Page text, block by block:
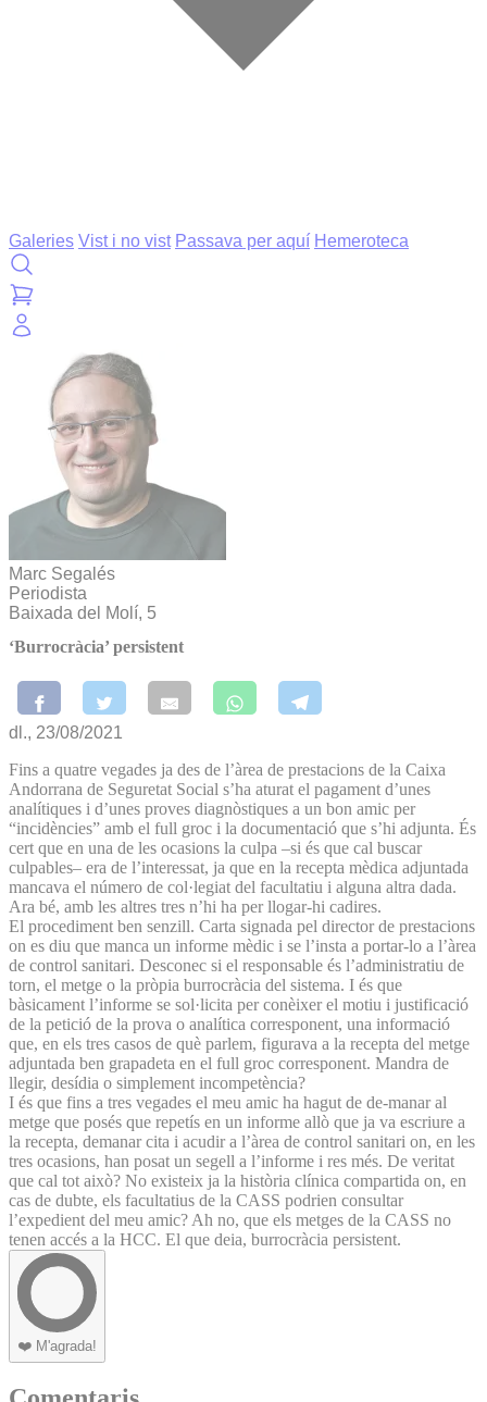
Galeries Vist i no vist Passava per aquí Hemeroteca
Marc Segalés
Periodista
Baixada del Molí, 5
‘Burrocràcia’ persistent
dl., 23/08/2021
Fins a quatre vegades ja des de l’àrea de prestacions de la Caixa
Andorrana de Seguretat Social s’ha aturat el pagament d’unes
analítiques i d’unes proves diagnòstiques a un bon amic per
“incidències” amb el full groc i la documentació que s’hi adjunta. És
cert que en una de les ocasions la culpa –si és que cal buscar
culpables– era de l’interessat, ja que en la recepta mèdica adjuntada
mancava el número de col·legiat del facultatiu i alguna altra dada.
Ara bé, amb les altres tres n’hi ha per llogar-hi cadires.
El procediment ben senzill. Carta signada pel director de prestacions
on es diu que manca un informe mèdic i se l’insta a portar-lo a l’àrea
de control sanitari. Desconec si el responsable és l’administratiu de
torn, el metge o la pròpia burrocràcia del sistema. I és que
bàsicament l’informe se sol·licita per conèixer el motiu i justificació
de la petició de la prova o analítica corresponent, una informació
que, en els tres casos de què parlem, figurava a la recepta del metge
adjuntada ben grapadeta en el full groc corresponent. Mandra de
llegir, desídia o simplement incompetència?
I és que fins a tres vegades el meu amic ha hagut de de-manar al
metge que posés que repetís en un informe allò que ja va escriure a
la recepta, demanar cita i acudir a l’àrea de control sanitari on, en les
tres ocasions, han posat un segell a l’informe i res més. De veritat
que cal tot això? No existeix ja la història clínica compartida on, en
cas de dubte, els facultatius de la CASS podrien consultar
l’expedient del meu amic? Ah no, que els metges de la CASS no
tenen accés a la HCC. El que deia, burrocràcia persistent.
❤️ M'agrada!